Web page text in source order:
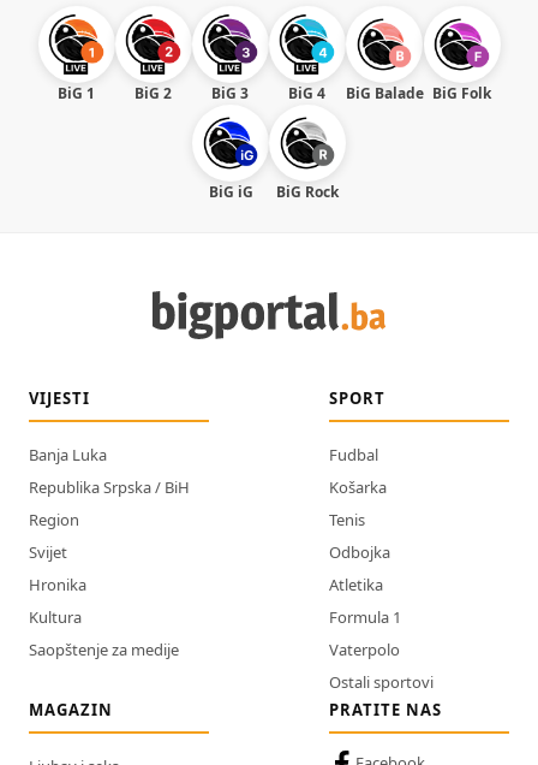
BiG 1 BiG 2 BiG 3 BiG 4 BiG Balade BiG Folk
BiG iG BiG Rock
VIJESTI
Banja Luka
Republika Srpska / BiH
Region
Svijet
Hronika
Kultura
Saopštenje za medije
SPORT
Fudbal
Košarka
Tenis
Odbojka
Atletika
Formula 1
Vaterpolo
Ostali sportovi
MAGAZIN
PRATITE NAS